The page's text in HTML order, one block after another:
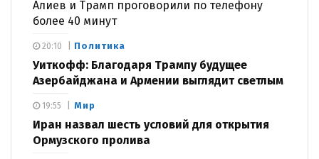
Алиев и Трамп проговорили по телефону
более 40 минут
Политика
Уиткофф: Благодаря Трампу будущее
Азербайджана и Армении выглядит светлым
20:10
Мир
Иран назвал шесть условий для открытия
Ормузского пролива
19:55